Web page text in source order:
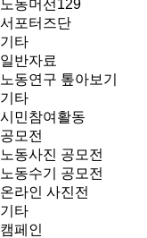
노동머선129
서포터즈단
기타
일반자료
노동연구 톺아보기
기타
시민참여활동
공모전
노동사진 공모전
노동수기 공모전
온라인 사진전
기타
캠페인